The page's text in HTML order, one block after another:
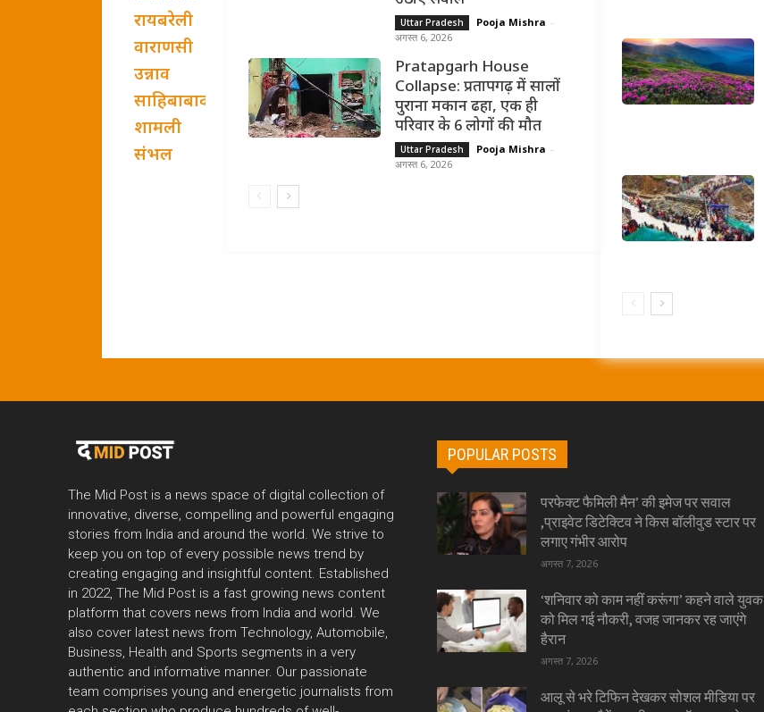
रायबरेली
वाराणसी
उन्नाव
साहिबाबाद
शामली
संभल
Uttar Pradesh Pooja Mishra -
अगस्त 6, 2026
Pratapgarh House
Collapse: प्रतापगढ़ में सालों
पुराना मकान ढहा, एक ही
परिवार के 6 लोगों की मौत
Uttar Pradesh Pooja Mishra -
अगस्त 6, 2026
The Mid Post is a news space of digital collection of
innovative, diverse, compelling and powerful engaging
stories from India and around the world. We strive to
keep you on top of every possible news trend by
creating engaging and insightful content. Established
in 2022, The Mid Post is a fast growing news content
platform that covers news from India and world. We
also cover latest news from Technology, Automobile,
Business, Health and Sports segments in a very
authentic and informative manner. Our passionate
team comprises young and energetic journalists from
POPULAR POSTS
परफेक्ट फैमिली मैन’ की इमेज पर सवाल
,प्राइवेट डिटेक्टिव ने किस बॉलीवुड स्टार पर
लगाए गंभीर आरोप
अगस्त 7, 2026
‘शनिवार को काम नहीं करूंगा’ कहने वाले युवक
को मिल गई नौकरी, वजह जानकर रह जाएंगे
हैरान
अगस्त 7, 2026
आलू से भरे टिफिन देखकर सोशल मीडिया पर